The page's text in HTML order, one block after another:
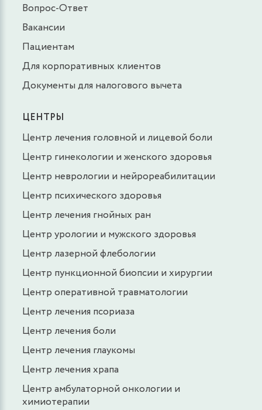
Вопрос-Ответ
Вакансии
Пациентам
Для корпоративных клиентов
Документы для налогового вычета
ЦЕНТРЫ
Центр лечения головной и лицевой боли
Центр гинекологии и женского здоровья
Центр неврологии и нейрореабилитации
Центр психического здоровья
Центр лечения гнойных ран
Центр урологии и мужского здоровья
Центр лазерной флебологии
Центр пункционной биопсии и хирургии
Центр оперативной травматологии
Центр лечения псориаза
Центр лечения боли
Центр лечения глаукомы
Центр лечения храпа
Центр амбулаторной онкологии и
химиотерапии